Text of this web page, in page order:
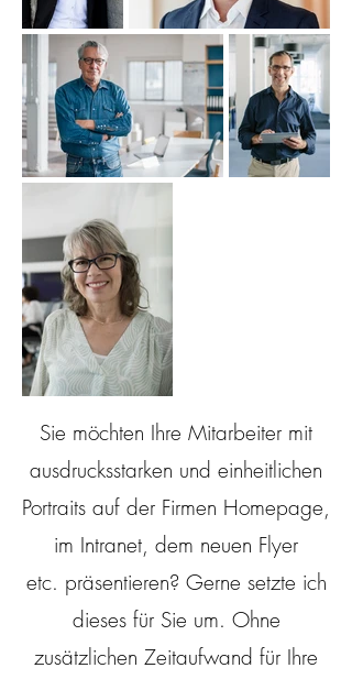
Sie möchten Ihre Mitarbeiter mit
ausdrucksstarken und einheitlichen
Portraits auf der Firmen Homepage,
im Intranet, dem neuen Flyer
etc. präsentieren? Gerne setzte ich
dieses für Sie um. Ohne
zusätzlichen Zeitaufwand für Ihre